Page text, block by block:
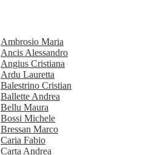
Ambrosio Maria
Ancis Alessandro
Angius Cristiana
Ardu Lauretta
Balestrino Cristian
Ballette Andrea
Bellu Maura
Bossi Michele
Bressan Marco
Caria Fabio
Carta Andrea